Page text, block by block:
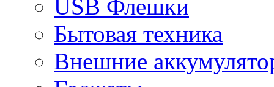
USB Флешки
Бытовая техника
Внешние